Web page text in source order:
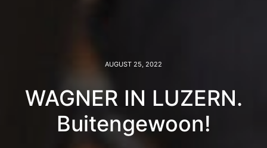
AUGUST 25, 2022
WAGNER IN LUZERN.
Buitengewoon!